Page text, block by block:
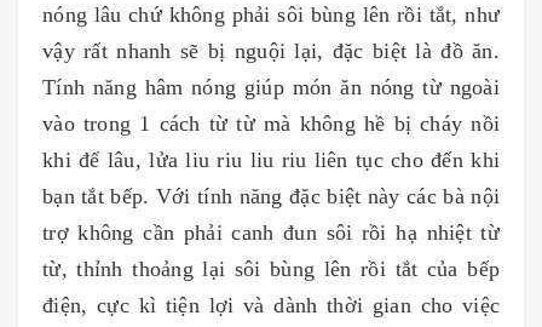
nóng lâu chứ không phải sôi bùng lên rồi tắt, như
vậy rất nhanh sẽ bị nguội lại, đặc biệt là đồ ăn.
Tính năng hâm nóng giúp món ăn nóng từ ngoài
vào trong 1 cách từ từ mà không hề bị cháy nồi
khi để lâu, lửa liu riu liu riu liên tục cho đến khi
bạn tắt bếp. Với tính năng đặc biệt này các bà nội
trợ không cần phải canh đun sôi rồi hạ nhiệt từ
từ, thỉnh thoảng lại sôi bùng lên rồi tắt của bếp
điện, cực kì tiện lợi và dành thời gian cho việc